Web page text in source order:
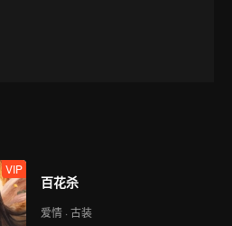
VIP
百花杀
爱情 · 古装